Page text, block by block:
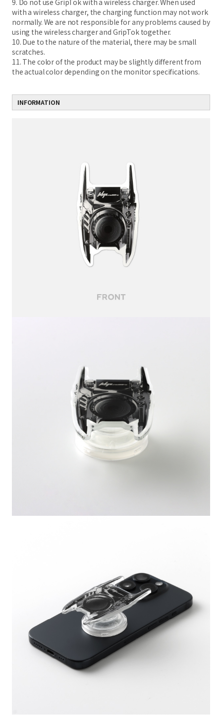
9. Do not use GripTok with a wireless charger. When used
with a wireless charger, the charging function may not work
normally. We are not responsible for any problems caused by
using the wireless charger and GripTok together.
10. Due to the nature of the material, there may be small
scratches.
11. The color of the product may be slightly different from
the actual color depending on the monitor specifications.
INFORMATION